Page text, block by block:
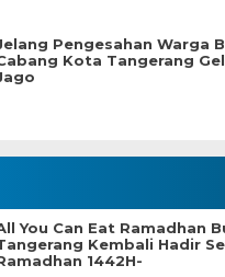
Pengesahan Warga
Kota Tangerang
You Can Eat Ramadhan
Kembali Hadir
1442H-